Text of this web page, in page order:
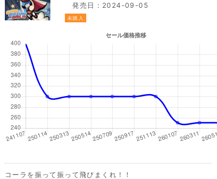
発売日：2024-09-05
未購入
コーラを振って振って飛びまくれ！！